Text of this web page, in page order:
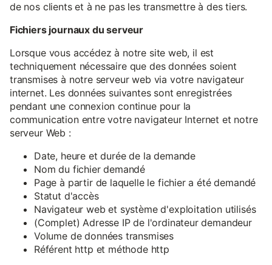
de nos clients et à ne pas les transmettre à des tiers.
Fichiers journaux du serveur
Lorsque vous accédez à notre site web, il est
techniquement nécessaire que des données soient
transmises à notre serveur web via votre navigateur
internet. Les données suivantes sont enregistrées
pendant une connexion continue pour la
communication entre votre navigateur Internet et notre
serveur Web :
Date, heure et durée de la demande
Nom du fichier demandé
Page à partir de laquelle le fichier a été demandé
Statut d'accès
Navigateur web et système d'exploitation utilisés
(Complet) Adresse IP de l'ordinateur demandeur
Volume de données transmises
Référent http et méthode http